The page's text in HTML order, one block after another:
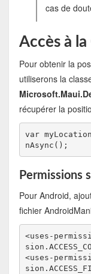
cas de
Accès à
Pour obtenir la
utiliserons la
récupérer la
var
nAsync();
Permissions
Pour Android,
fichier
<uses-
<uses-